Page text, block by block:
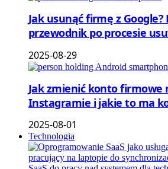
Jak usunąć firmę z
przewodnik po procesie
2025-08-29
Jak zmienić konto firmowe
Instagramie i jakie to ma
2025-08-01
Technologia